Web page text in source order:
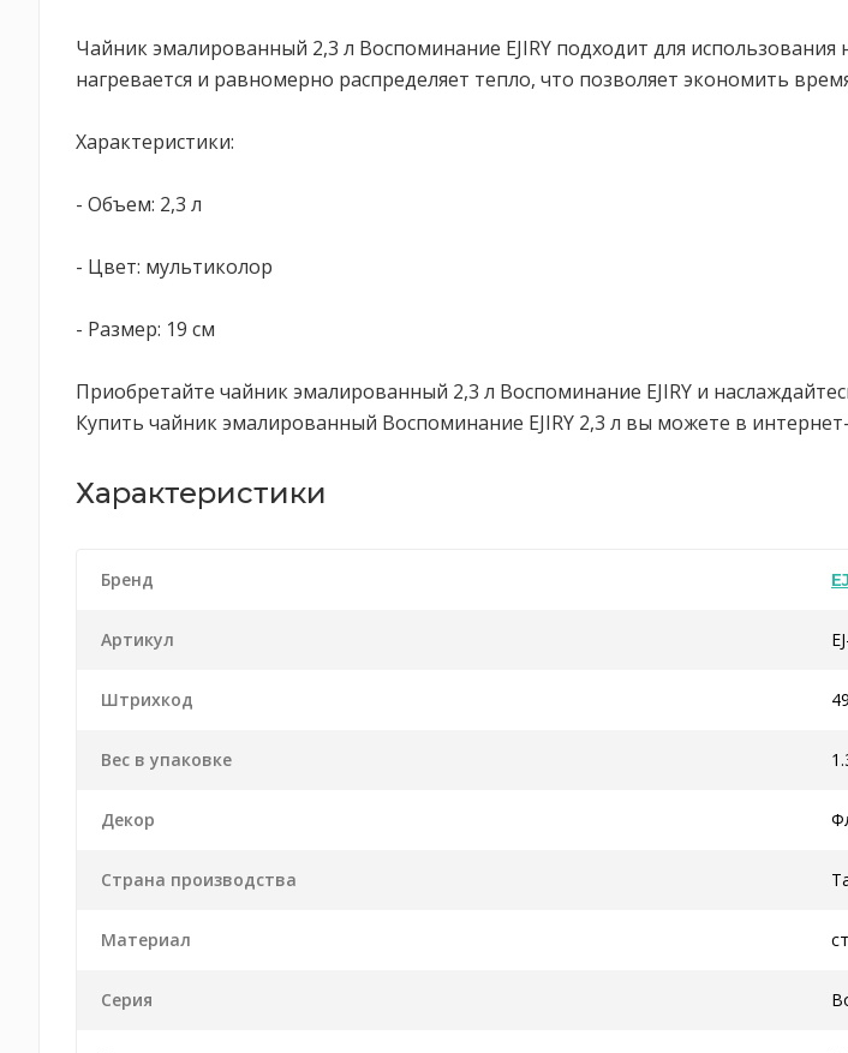
Чайник эмалированный 2,3 л Воспоминание EJIRY подходит для
нагревается и равномерно распределяет тепло, что позволяет экономить
Характеристики:
- Объем: 2,3 л
- Цвет: мультиколор
- Размер: 19 см
Приобретайте чайник эмалированный 2,3 л Воспоминание EJIRY и
Купить чайник эмалированный Воспоминание EJIRY 2,3 л вы можете в
Характеристики
Бренд
Артикул
Штрихкод
Вес в упаковке
Декор
Страна производства
Материал
Серия